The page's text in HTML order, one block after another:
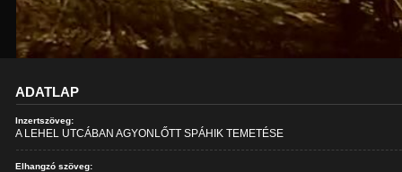
ADATLAP
Inzertszöveg:
A LEHEL UTCÁBAN AGYONLŐTT SPÁHIK TEMETÉSE
Elhangzó szöveg: